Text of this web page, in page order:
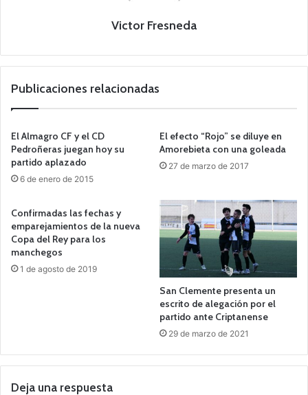
Victor Fresneda
Publicaciones relacionadas
El Almagro CF y el CD
Pedroñeras juegan hoy su
partido aplazado
6 de enero de 2015
El efecto “Rojo” se diluye en
Amorebieta con una goleada
27 de marzo de 2017
Confirmadas las fechas y
emparejamientos de la nueva
Copa del Rey para los
manchegos
1 de agosto de 2019
San Clemente presenta un
escrito de alegación por el
partido ante Criptanense
29 de marzo de 2021
Deja una respuesta